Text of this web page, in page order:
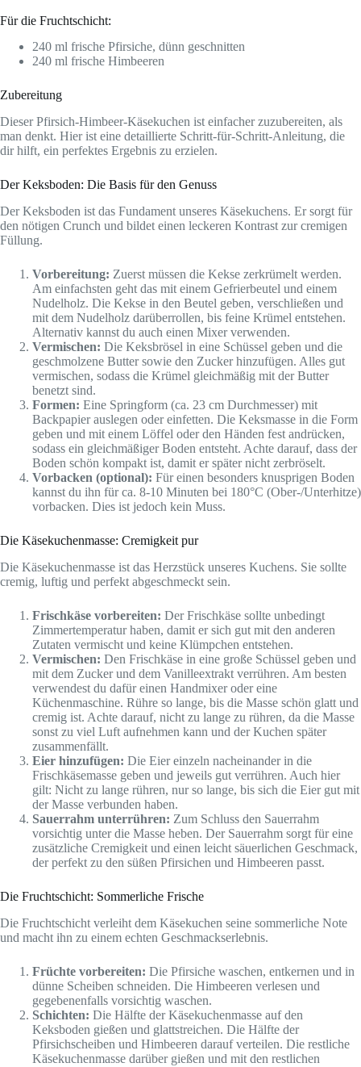
Für die Fruchtschicht:
240 ml frische Pfirsiche, dünn geschnitten
240 ml frische Himbeeren
Zubereitung
Dieser Pfirsich-Himbeer-Käsekuchen ist einfacher zuzubereiten, als
man denkt. Hier ist eine detaillierte Schritt-für-Schritt-Anleitung, die
dir hilft, ein perfektes Ergebnis zu erzielen.
Der Keksboden: Die Basis für den Genuss
Der Keksboden ist das Fundament unseres Käsekuchens. Er sorgt für
den nötigen Crunch und bildet einen leckeren Kontrast zur cremigen
Füllung.
Vorbereitung: Zuerst müssen die Kekse zerkrümelt werden.
Am einfachsten geht das mit einem Gefrierbeutel und einem
Nudelholz. Die Kekse in den Beutel geben, verschließen und
mit dem Nudelholz darüberrollen, bis feine Krümel entstehen.
Alternativ kannst du auch einen Mixer verwenden.
Vermischen: Die Keksbrösel in eine Schüssel geben und die
geschmolzene Butter sowie den Zucker hinzufügen. Alles gut
vermischen, sodass die Krümel gleichmäßig mit der Butter
benetzt sind.
Formen: Eine Springform (ca. 23 cm Durchmesser) mit
Backpapier auslegen oder einfetten. Die Keksmasse in die Form
geben und mit einem Löffel oder den Händen fest andrücken,
sodass ein gleichmäßiger Boden entsteht. Achte darauf, dass der
Boden schön kompakt ist, damit er später nicht zerbröselt.
Vorbacken (optional): Für einen besonders knusprigen Boden
kannst du ihn für ca. 8-10 Minuten bei 180°C (Ober-/Unterhitze)
vorbacken. Dies ist jedoch kein Muss.
Die Käsekuchenmasse: Cremigkeit pur
Die Käsekuchenmasse ist das Herzstück unseres Kuchens. Sie sollte
cremig, luftig und perfekt abgeschmeckt sein.
Frischkäse vorbereiten: Der Frischkäse sollte unbedingt
Zimmertemperatur haben, damit er sich gut mit den anderen
Zutaten vermischt und keine Klümpchen entstehen.
Vermischen: Den Frischkäse in eine große Schüssel geben und
mit dem Zucker und dem Vanilleextrakt verrühren. Am besten
verwendest du dafür einen Handmixer oder eine
Küchenmaschine. Rühre so lange, bis die Masse schön glatt und
cremig ist. Achte darauf, nicht zu lange zu rühren, da die Masse
sonst zu viel Luft aufnehmen kann und der Kuchen später
zusammenfällt.
Eier hinzufügen: Die Eier einzeln nacheinander in die
Frischkäsemasse geben und jeweils gut verrühren. Auch hier
gilt: Nicht zu lange rühren, nur so lange, bis sich die Eier gut mit
der Masse verbunden haben.
Sauerrahm unterrühren: Zum Schluss den Sauerrahm
vorsichtig unter die Masse heben. Der Sauerrahm sorgt für eine
zusätzliche Cremigkeit und einen leicht säuerlichen Geschmack,
der perfekt zu den süßen Pfirsichen und Himbeeren passt.
Die Fruchtschicht: Sommerliche Frische
Die Fruchtschicht verleiht dem Käsekuchen seine sommerliche Note
und macht ihn zu einem echten Geschmackserlebnis.
Früchte vorbereiten: Die Pfirsiche waschen, entkernen und in
dünne Scheiben schneiden. Die Himbeeren verlesen und
gegebenenfalls vorsichtig waschen.
Schichten: Die Hälfte der Käsekuchenmasse auf den
Keksboden gießen und glattstreichen. Die Hälfte der
Pfirsichscheiben und Himbeeren darauf verteilen. Die restliche
Käsekuchenmasse darüber gießen und mit den restlichen